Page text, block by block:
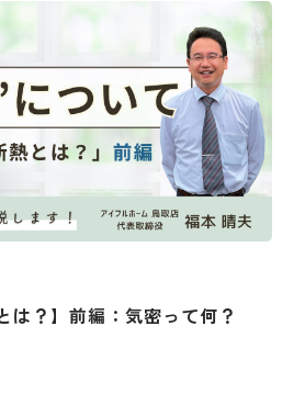
は？】前編：気密って何？